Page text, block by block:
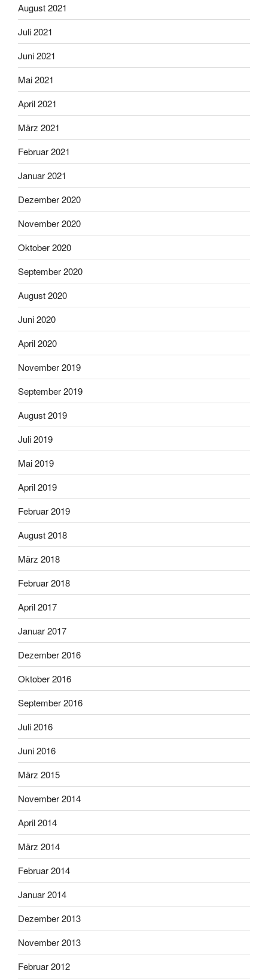
August 2021
Juli 2021
Juni 2021
Mai 2021
April 2021
März 2021
Februar 2021
Januar 2021
Dezember 2020
November 2020
Oktober 2020
September 2020
August 2020
Juni 2020
April 2020
November 2019
September 2019
August 2019
Juli 2019
Mai 2019
April 2019
Februar 2019
August 2018
März 2018
Februar 2018
April 2017
Januar 2017
Dezember 2016
Oktober 2016
September 2016
Juli 2016
Juni 2016
März 2015
November 2014
April 2014
März 2014
Februar 2014
Januar 2014
Dezember 2013
November 2013
Februar 2012